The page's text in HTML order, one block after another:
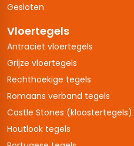
Gesloten
Vloertegels
Antraciet vloertegels
Grijze vloertegels
Rechthoekige tegels
Romaans verband tegels
Castle Stones (kloostertegels)
Houtlook tegels